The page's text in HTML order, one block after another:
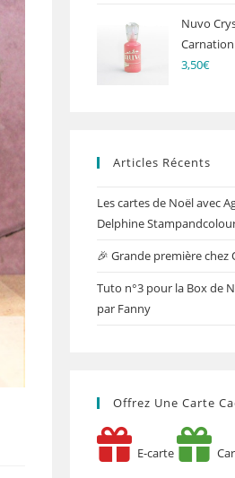
Nuvo
3,50€
Articles Récents
Les cartes de Noël avec
Delphine
🎉 Grande première chez
Tuto n°3 pour la Box de
par Fanny
Offrez Une Carte
E-carte